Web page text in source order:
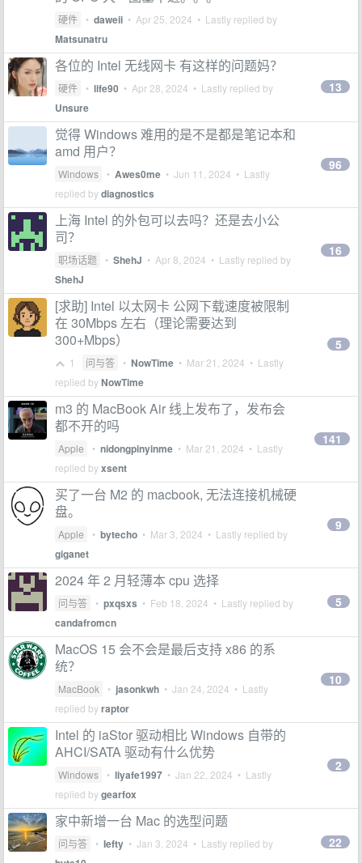
硬件 • daweii • Apr 25, 2024 • Lastly replied by
Matsunatru
各位的 Intel 无线网卡 有这样的问题妈？
硬件 • life90 • Apr 28, 2024 • Lastly replied by
Unsure
13
觉得 Windows 难用的是不是都是笔记本和
amd 用户？
Windows • Awes0me • Jun 11, 2024 • Lastly
replied bydiagnostics
96
上海 Intel 的外包可以去吗？还是去小公
司？
职场话题 • ShehJ • Apr 8, 2024 • Lastly replied by
ShehJ
16
[求助] Intel 以太网卡 公网下载速度被限制
在 30Mbps 左右（理论需要达到
300+Mbps）
1 问与答 • NowTime • Mar 21, 2024 • Lastly
replied byNowTime
5
m3 的 MacBook Air 线上发布了，发布会
都不开的吗
Apple • nidongpinyinme • Mar 21, 2024 • Lastly
replied byxsent
141
买了一台 M2 的 macbook, 无法连接机械硬
盘。
Apple • bytecho • Mar 3, 2024 • Lastly replied by
giganet
9
2024 年 2 月轻薄本 cpu 选择
问与答 • pxqsxs • Feb 18, 2024 • Lastly replied by
candafromcn
5
MacOS 15 会不会是最后支持 x86 的系
统？
MacBook • jasonkwh • Jan 24, 2024 • Lastly
replied byraptor
10
Intel 的 iaStor 驱动相比 Windows 自带的
AHCI/SATA 驱动有什么优势
Windows • liyafe1997 • Jan 22, 2024 • Lastly
replied bygearfox
2
家中新增一台 Mac 的选型问题
问与答 • Iefty • Jan 3, 2024 • Lastly replied by 22